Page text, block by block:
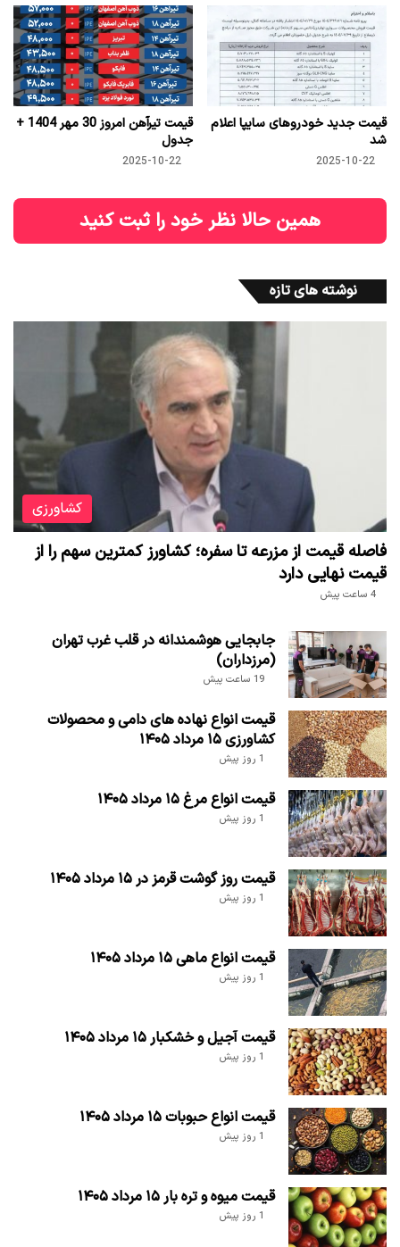
قیمت جدید خودروهای سایپا اعلام
شد
2025-10-22
قیمت تیرآهن امروز 30 مهر 1404 +
جدول
2025-10-22
همین حالا نظر خود را ثبت کنید
نوشته های تازه
کشاورزی
فاصله قیمت از مزرعه تا سفره؛ کشاورز کمترین سهم را از
قیمت نهایی دارد
4 ساعت پیش
جابجایی هوشمندانه در قلب غرب تهران
(مرزداران)
19 ساعت پیش
قیمت انواع نهاده های دامی و محصولات
کشاورزی ۱۵ مرداد ۱۴۰۵
1 روز پیش
قیمت انواع مرغ ۱۵ مرداد ۱۴۰۵
1 روز پیش
قیمت روز گوشت قرمز در ۱۵ مرداد ۱۴۰۵
1 روز پیش
قیمت انواع ماهی ۱۵ مرداد ۱۴۰۵
1 روز پیش
قیمت آجیل و خشکبار ۱۵ مرداد ۱۴۰۵
1 روز پیش
قیمت انواع حبوبات ۱۵ مرداد ۱۴۰۵
1 روز پیش
قیمت میوه و تره بار ۱۵ مرداد ۱۴۰۵
1 روز پیش